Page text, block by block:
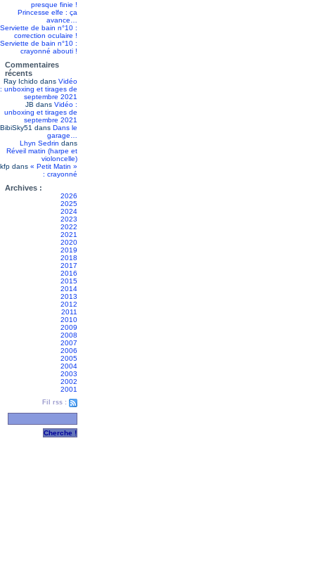
presque finie !
Princesse elfe : ça
avance…
Serviette de bain n°10 :
correction oculaire !
Serviette de bain n°10 :
crayonné abouti !
Commentaires
récents
Ray Ichido dans Vidéo
: unboxing et tirages de
septembre 2021
JB dans Vidéo :
unboxing et tirages de
septembre 2021
BibiSky51 dans Dans le
garage…
Lhyn Sedrin dans
Réveil matin (harpe et
violoncelle)
kfp dans « Petit Matin »
: crayonné
Archives :
2026
2025
2024
2023
2022
2021
2020
2019
2018
2017
2016
2015
2014
2013
2012
2011
2010
2009
2008
2007
2006
2005
2004
2003
2002
2001
Fil rss :